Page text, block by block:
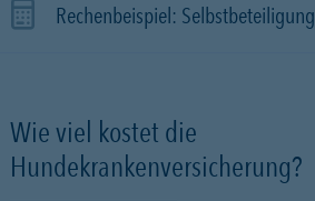
Rechenbeispiel: Selbstbeteiligung
Wie viel kostet die
Hundekrankenversicherung?